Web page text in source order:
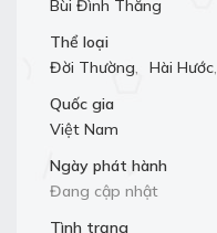
Bùi Đình Thăng
Thể loại
Đời Thường, Hài Hước,
Quốc gia
Việt Nam
Ngày phát hành
Đang cập nhật
Tình trạng